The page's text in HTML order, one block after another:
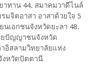
ทาน 44. สมาคมวาดีไนล์
มจิตอาสา อาสาด้วยใจ 5
นเอกชนจังหวัดยะลา 48.
ยปัญญาชนจังหวัด
อิสลามวิทยาลัยแห่ง
งหวัดปัตตานี